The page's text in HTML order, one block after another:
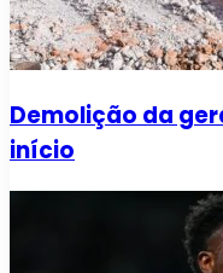
Demolição da
início